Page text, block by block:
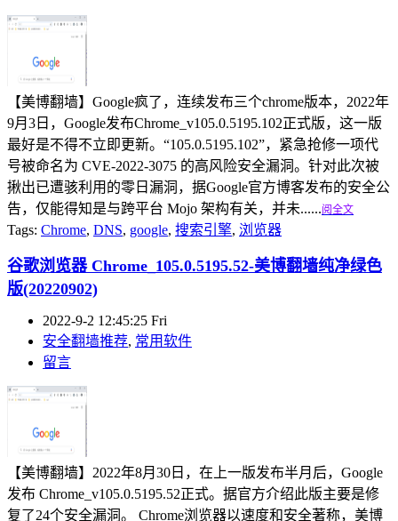
【美博翻墙】Google疯了，连续发布三个chrome版本，2022年
9月3日，Google发布Chrome_v105.0.5195.102正式版，这一版
最好是不得不立即更新。“105.0.5195.102”，紧急抢修一项代
号被命名为 CVE-2022-3075 的高风险安全漏洞。针对此次被
揪出已遭骇利用的零日漏洞，据Google官方博客发布的安全公
告，仅能得知是与跨平台 Mojo 架构有关，并未......阅全文
Tags: Chrome, DNS, google, 搜索引擎, 浏览器
谷歌浏览器 Chrome_105.0.5195.52-美博翻墙纯净绿色
版(20220902)
2022-9-2 12:45:25 Fri
安全翻墙推荐, 常用软件
留言
【美博翻墙】2022年8月30日，在上一版发布半月后，Google
发布 Chrome_v105.0.5195.52正式。据官方介绍此版主要是修
复了24个安全漏洞。 Chrome浏览器以速度和安全著称，美博